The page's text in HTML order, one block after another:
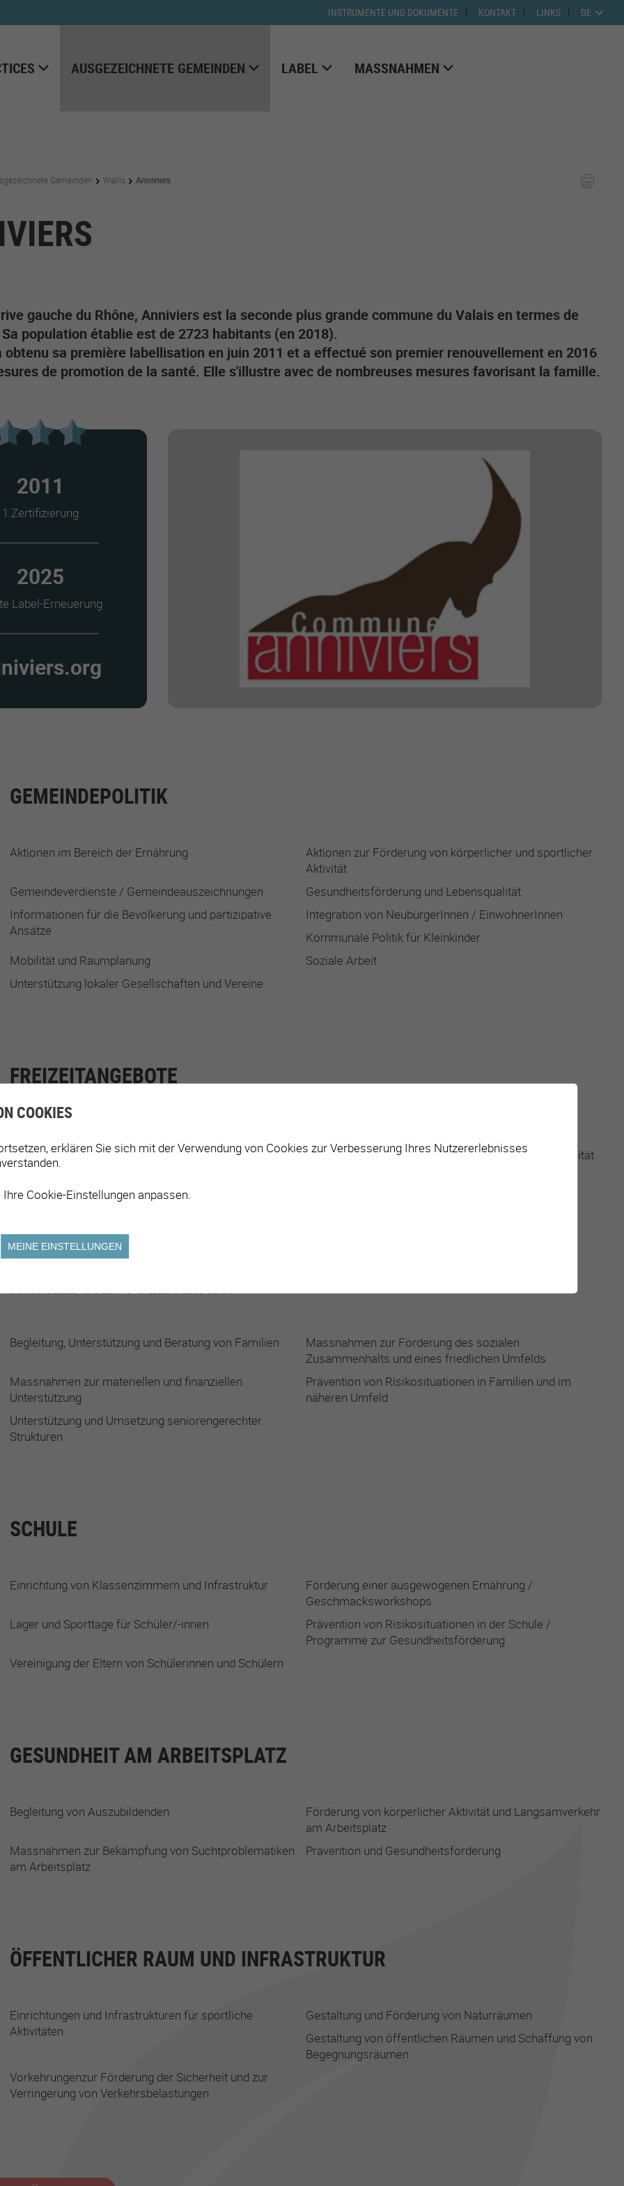
DE
INSTRUMENTE UND DOKUMENTE KONTAKT LINKS
AUSGEZEICHNETE GEMEINDEN LABEL MASSNAHMEN
Gemeinden Wallis Anniviers
gauche du Rhône, Anniviers est la seconde plus grande commune du Valais en termes de
population établie est de 2723 habitants (en 2018).
obtenu sa première labellisation en juin 2011 et a effectué son premier renouvellement en 2016
de promotion de la santé. Elle s'illustre avec de nombreuses mesures favorisant la famille.
2011
1.Zertifizierung
2025
Label-Erneuerung
GEMEINDEPOLITIK
Aktionen im Bereich der Ernährung
Aktionen zur Förderung von körperlicher und sportlicher
Aktivität
Gemeindeverdienste / Gemeindeauszeichnungen
Gesundheitsförderung und Lebensqualität
Informationen für die Bevölkerung und partizipative
Ansätze
Integration von NeubürgerInnen / EinwohnerInnen
Kommunale Politik für Kleinkinder
Mobilität und Raumplanung
Soziale Arbeit
Unterstützung lokaler Gesellschaften und Vereine
FREIZEITANGEBOTE
Aktivitäten zur Förderung der Kultur für alle
Aktivitäten/Feste/Veranstaltungen zum Thema Mobilität
Veranstaltungen
FAMILIE UND SOLIDARITÄT
Begleitung, Unterstützung und Beratung von Familien
Massnahmen zur Förderung des sozialen
Zusammenhalts und eines friedlichen Umfelds
Massnahmen zur materiellen und finanziellen
Unterstützung
Prävention von Risikosituationen in Familien und im
näheren Umfeld
Unterstützung und Umsetzung seniorengerechter
Strukturen
SCHULE
Einrichtung von Klassenzimmern und Infrastruktur
Förderung einer ausgewogenen Ernährung /
Geschmacksworkshops
Lager und Sporttage für Schüler/-innen
Prävention von Risikosituationen in der Schule /
Programme zur Gesundheitsförderung
Vereinigung der Eltern von Schülerinnen und Schülern
GESUNDHEIT AM ARBEITSPLATZ
Begleitung von Auszubildenden
Förderung von körperlicher Aktivität und Langsamverkehr
am Arbeitsplatz
Massnahmen zur Bekämpfung von Suchtproblematiken
am Arbeitsplatz
Prävention und Gesundheitsförderung
ÖFFENTLICHER RAUM UND INFRASTRUKTUR
Einrichtungen und Infrastrukturen für sportliche
Aktivitäten
Gestaltung und Förderung von Naturräumen
Gestaltung von öffentlichen Räumen und Schaffung von
Begegnungsräumen
Vorkehrungenzur Förderung der Sicherheit und zur
Verringerung von Verkehrsbelastungen
COOKIES
erklären Sie sich mit der Verwendung von Cookies zur Verbesserung Ihres Nutzererlebnisses
Cookie-Einstellungen anpassen.
MEINE EINSTELLUNGEN